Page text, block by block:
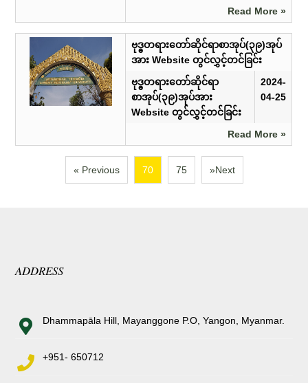
Read More »
ဗုဒ္ဓတရားတော်ဆိုင်ရာစာအုပ်(၃၉)အုပ်
အား Website တွင်လွှင့်တင်ခြင်း
ဗုဒ္ဓတရားတော်ဆိုင်ရာ
စာအုပ်(၃၉)အုပ်အား
Website တွင်လွှင့်တင်ခြင်း
2024-
04-25
Read More »
« Previous 70 75 »Next
ADDRESS
Dhammapāla Hill, Mayanggone P.O, Yangon, Myanmar.
+951- 650712